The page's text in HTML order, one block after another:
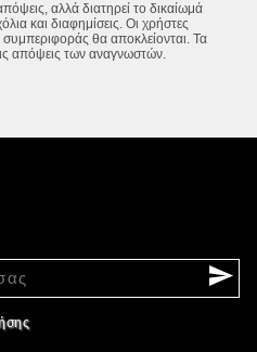
αλλά διατηρεί το δικαίωμά
και διαφημίσεις. Οι χρήστες
θα αποκλείονται. Τα
απόψεις των αναγνωστών.